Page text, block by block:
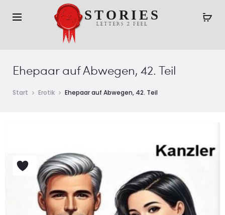
Ehepaar auf Abwegen, 42. Teil
Start Erotik Ehepaar auf Abwegen, 42. Teil